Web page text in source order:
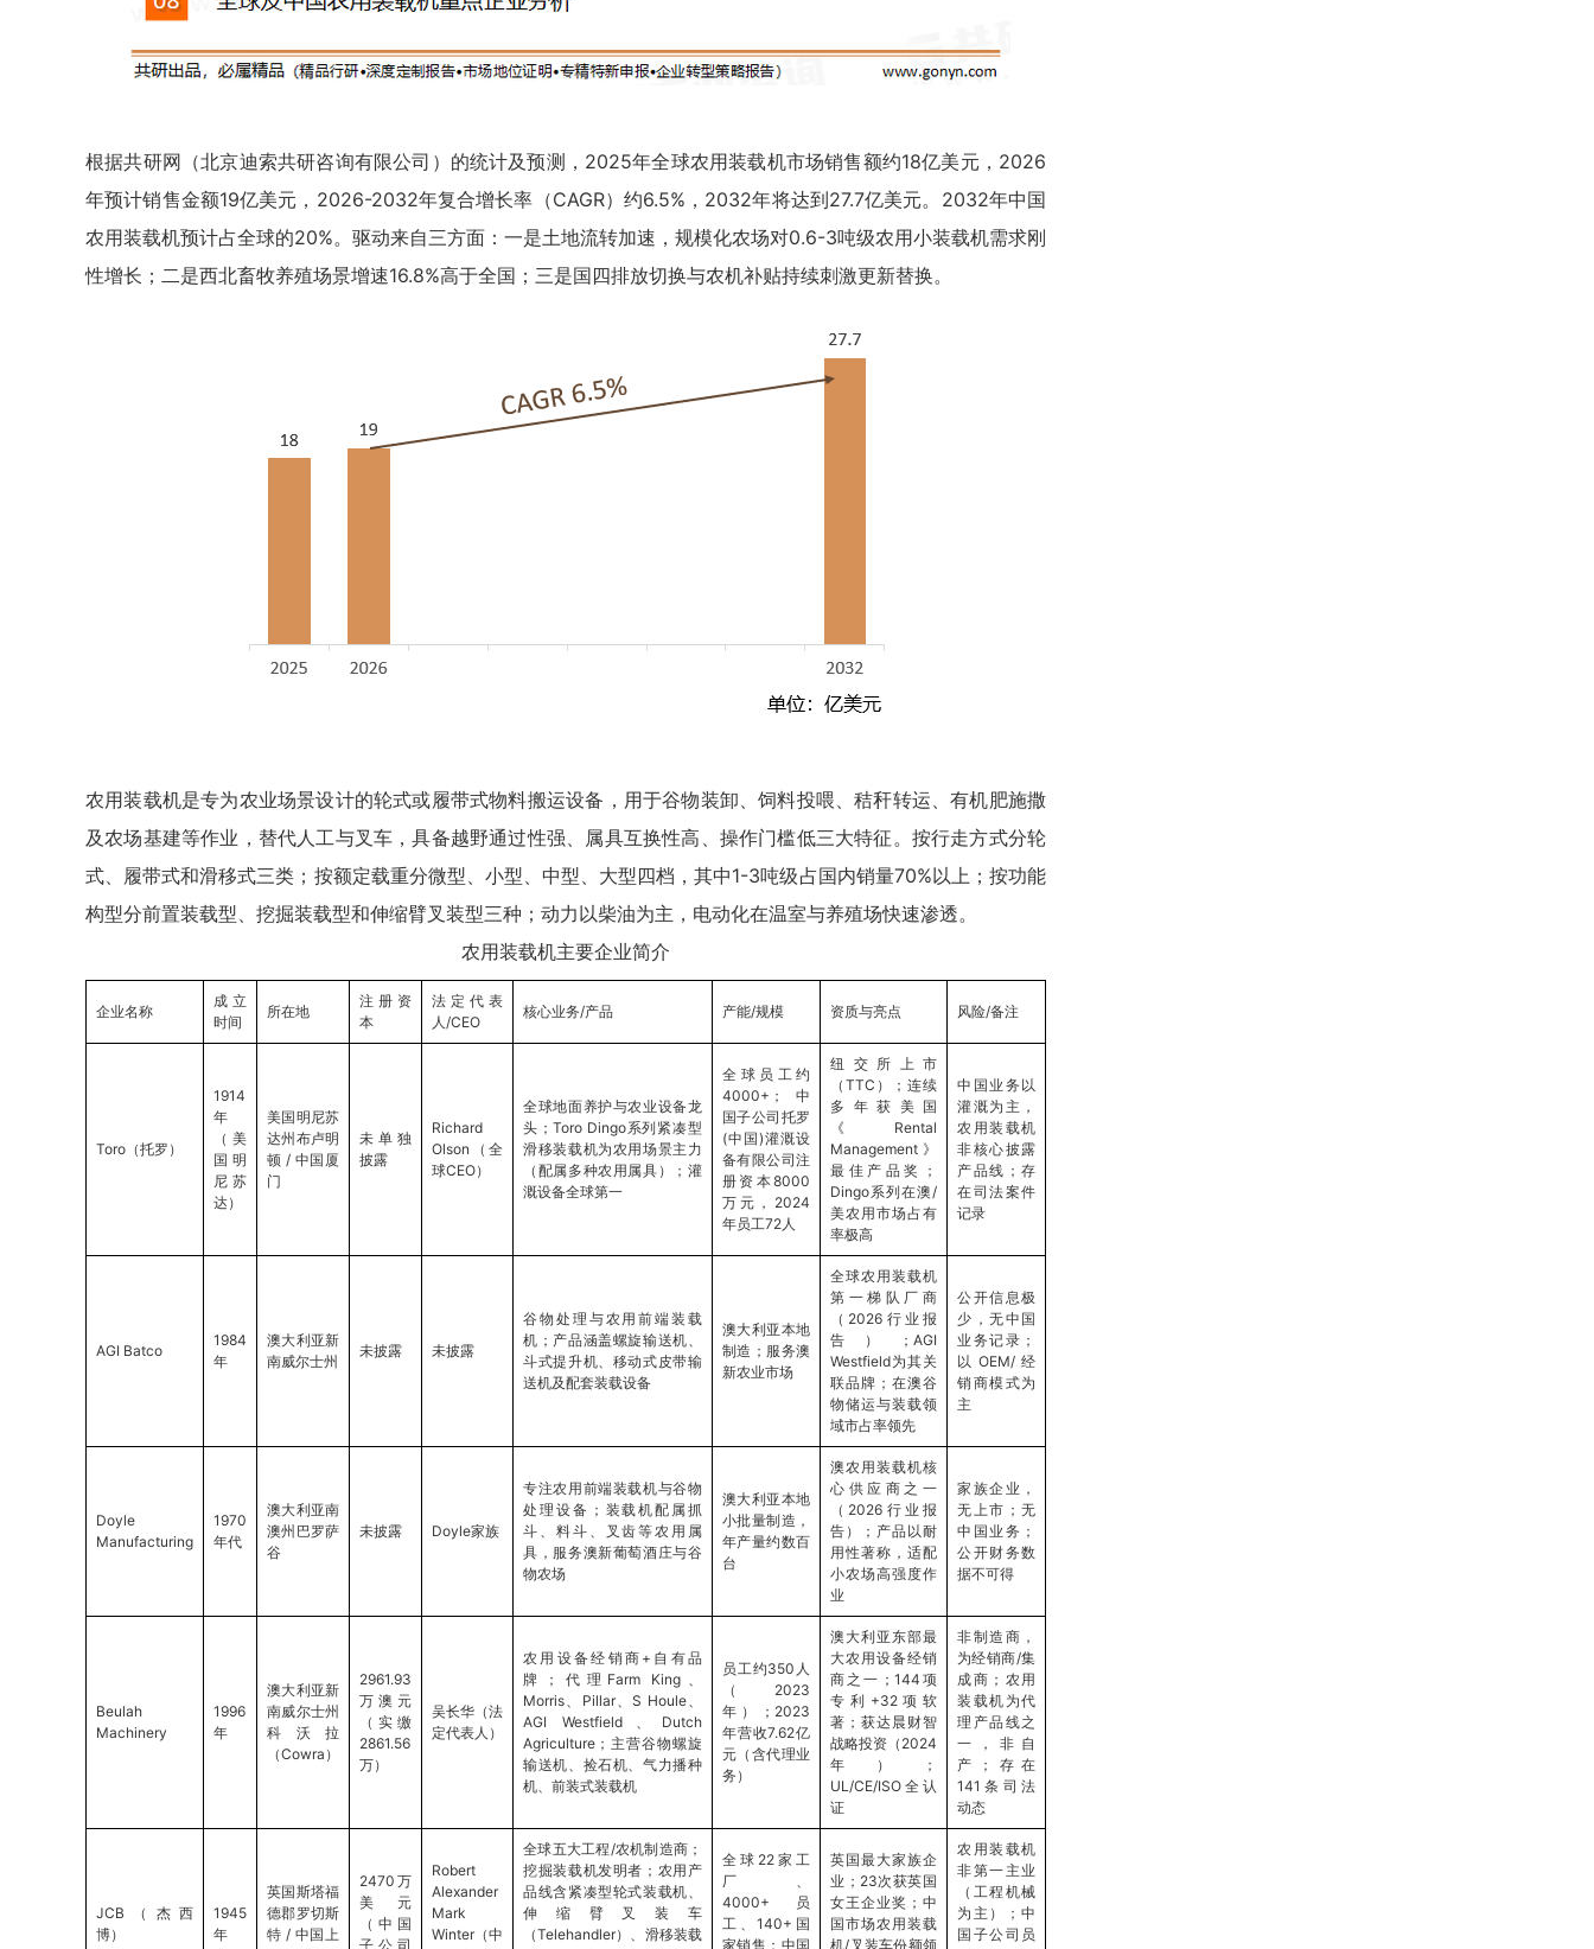
根据共研网（北京迪索共研咨询有限公司）的统计及预测，2025年全球农用装载机市场销售额约18亿美元，2026
年预计销售金额19亿美元，2026-2032年复合增长率（CAGR）约6.5%，2032年将达到27.7亿美元。2032年中国
农用装载机预计占全球的20%。驱动来自三方面：一是土地流转加速，规模化农场对0.6-3吨级农用小装载机需求刚
性增长；二是西北畜牧养殖场景增速16.8%高于全国；三是国四排放切换与农机补贴持续刺激更新替换。
农用装载机是专为农业场景设计的轮式或履带式物料搬运设备，用于谷物装卸、饲料投喂、秸秆转运、有机肥施撒
及农场基建等作业，替代人工与叉车，具备越野通过性强、属具互换性高、操作门槛低三大特征。按行走方式分轮
式、履带式和滑移式三类；按额定载重分微型、小型、中型、大型四档，其中1-3吨级占国内销量70%以上；按功能
构型分前置装载型、挖掘装载型和伸缩臂叉装型三种；动力以柴油为主，电动化在温室与养殖场快速渗透。
农用装载机主要企业简介
企业名称
成立
时间
所在地
注册资
本
法定代表
人/CEO
核心业务/产品 产能/规模 资质与亮点 风险/备注
Toro（托罗）
1914
年
（美
国明
尼苏
达）
美国明尼苏
达州布卢明
顿 / 中国厦
门
未单独
披露
Richard
Olson（全
球CEO）
全球地面养护与农业设备龙
头；Toro Dingo系列紧凑型
滑移装载机为农用场景主力
（配属多种农用属具）；灌
溉设备全球第一
全球员工约
4000+；中
国子公司托罗
(中国)灌溉设
备有限公司注
册资本8000
万元，2024
年员工72人
纽交所上市
（TTC）；连续
多年获美国
《Rental
Management》
最佳产品奖；
Dingo系列在澳/
美农用市场占有
率极高
中国业务以
灌溉为主，
农用装载机
非核心披露
产品线；存
在司法案件
记录
AGI Batco
1984
年
澳大利亚新
南威尔士州
未披露 未披露
谷物处理与农用前端装载
机；产品涵盖螺旋输送机、
斗式提升机、移动式皮带输
送机及配套装载设备
澳大利亚本地
制造；服务澳
新农业市场
全球农用装载机
第一梯队厂商
（2026行业报
告）；AGI
Westfield为其关
联品牌；在澳谷
物储运与装载领
域市占率领先
公开信息极
少，无中国
业务记录；
以OEM/经
销商模式为
主
Doyle
Manufacturing
1970
年代
澳大利亚南
澳州巴罗萨
谷
未披露 Doyle家族
专注农用前端装载机与谷物
处理设备；装载机配属抓
斗、料斗、叉齿等农用属
具，服务澳新葡萄酒庄与谷
物农场
澳大利亚本地
小批量制造，
年产量约数百
台
澳农用装载机核
心供应商之一
（2026行业报
告）；产品以耐
用性著称，适配
小农场高强度作
业
家族企业，
无上市；无
中国业务；
公开财务数
据不可得
Beulah
Machinery
1996
年
澳大利亚新
南威尔士州
科沃拉
（Cowra）
2961.93
万澳元
（实缴
2861.56
万）
吴长华（法
定代表人）
农用设备经销商+自有品
牌；代理Farm King、
Morris、Pillar、S Houle、
AGI Westfield、Dutch
Agriculture；主营谷物螺旋
输送机、捡石机、气力播种
机、前装式装载机
员工约350人
（2023
年）；2023
年营收7.62亿
元（含代理业
务）
澳大利亚东部最
大农用设备经销
商之一；144项
专利+32项软
著；获达晨财智
战略投资（2024
年）；
UL/CE/ISO全认
证
非制造商，
为经销商/集
成商；农用
装载机为代
理产品线之
一，非自
产；存在
141条司法
动态
JCB（杰西
博）
1945
年
英国斯塔福
德郡罗切斯
特 / 中国上
2470万
美元
（中国
子公司
Robert
Alexander
Mark
Winter（中
全球五大工程/农机制造商；
挖掘装载机发明者；农用产
品线含紧凑型轮式装载机、
伸缩臂叉装车
（Telehandler）、滑移装载
全球22家工
厂、
4000+员
工、140+国
家销售；中国
英国最大家族企
业；23次获英国
女王企业奖；中
国市场农用装载
机/叉装车份额领
农用装载机
非第一主业
（工程机械
为主）；中
国子公司员